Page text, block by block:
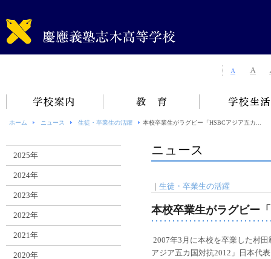
ホーム ニュース 生徒・卒業生の活躍 本校卒業生がラグビー「HSBCアジア五カ...
ニュース
｜ 生徒・卒業生の活躍
本校卒業生がラグビー
2007年3月に本校を卒業した村
アジア五カ国対抗2012」日本代
2025年
2024年
2023年
2022年
2021年
2020年